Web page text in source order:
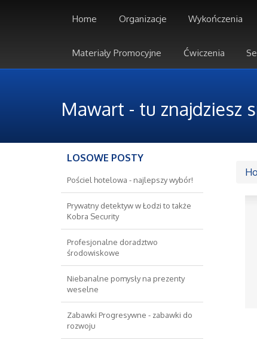
Home Organizacje Wykończenia
Materiały Promocyjne Ćwiczenia
Mawart - tu znajdziesz
LOSOWE POSTY
Pościel hotelowa - najlepszy wybór!
Prywatny detektyw w Łodzi to także
Kobra Security
Profesjonalne doradztwo
środowiskowe
Niebanalne pomysły na prezenty
weselne
Zabawki Progresywne - zabawki do
rozwoju